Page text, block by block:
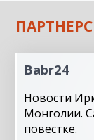
Babr24
Новости
Монголии.
повестке.